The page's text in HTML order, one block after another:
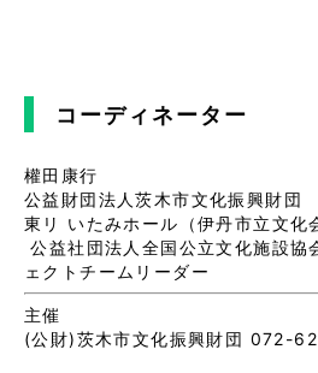
コーディネーター
權田康行
公益財団法人茨木市文化振興財団
東リ いたみホール（伊丹市立文化
公益社団法人全国公立文化施設協会　経営環境部会プロジ
ェクトチームリーダー
主催
(公財)茨木市文化振興財団 072-